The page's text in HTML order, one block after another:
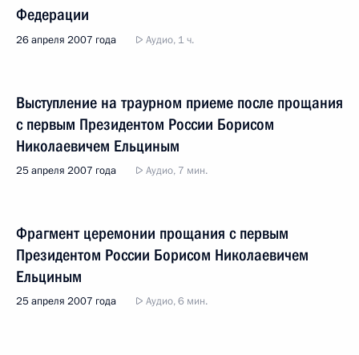
Федерации
26 апреля 2007 года Аудио, 1 ч.
Выступление на траурном приеме после прощания
с первым Президентом России Борисом
Николаевичем Ельциным
25 апреля 2007 года Аудио, 7 мин.
Фрагмент церемонии прощания с первым
Президентом России Борисом Николаевичем
Ельциным
25 апреля 2007 года Аудио, 6 мин.